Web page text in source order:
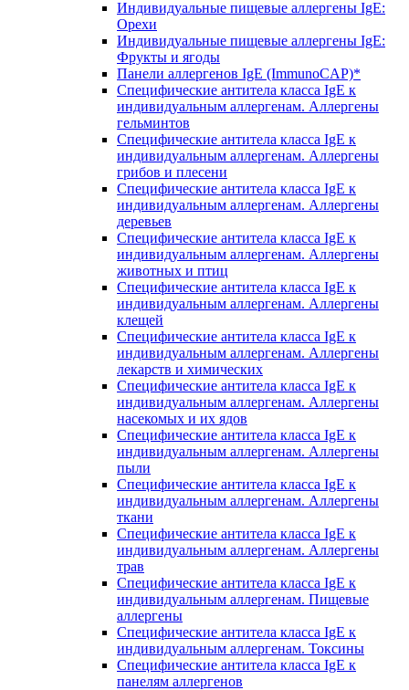
Индивидуальные пищевые аллергены IgE:
Орехи
Индивидуальные пищевые аллергены IgE:
Фрукты и ягоды
Панели аллергенов IgE (ImmunoCAP)*
Специфические антитела класса IgE к
индивидуальным аллергенам. Аллергены
гельминтов
Специфические антитела класса IgE к
индивидуальным аллергенам. Аллергены
грибов и плесени
Специфические антитела класса IgE к
индивидуальным аллергенам. Аллергены
деревьев
Специфические антитела класса IgE к
индивидуальным аллергенам. Аллергены
животных и птиц
Специфические антитела класса IgE к
индивидуальным аллергенам. Аллергены
клещей
Специфические антитела класса IgE к
индивидуальным аллергенам. Аллергены
лекарств и химических
Специфические антитела класса IgE к
индивидуальным аллергенам. Аллергены
насекомых и их ядов
Специфические антитела класса IgE к
индивидуальным аллергенам. Аллергены
пыли
Специфические антитела класса IgE к
индивидуальным аллергенам. Аллергены
ткани
Специфические антитела класса IgE к
индивидуальным аллергенам. Аллергены
трав
Специфические антитела класса IgE к
индивидуальным аллергенам. Пищевые
аллергены
Специфические антитела класса IgE к
индивидуальным аллергенам. Токсины
Специфические антитела класса IgE к
панелям аллергенов